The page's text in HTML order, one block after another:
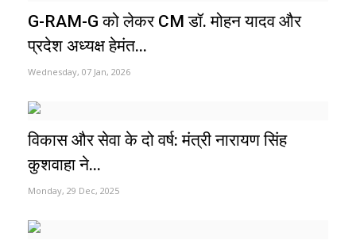
G-RAM-G को लेकर CM डॉ. मोहन यादव और
प्रदेश अध्यक्ष हेमंत...
Wednesday, 07 Jan, 2026
विकास और सेवा के दो वर्ष: मंत्री नारायण सिंह
कुशवाहा ने...
Monday, 29 Dec, 2025